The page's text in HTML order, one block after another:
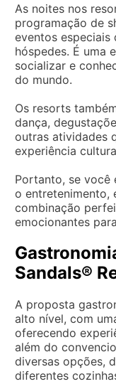
As noites nos
programação de
eventos especiais
hóspedes. É uma
socializar e
do mundo.
Os resorts
dança,
outras atividades
experiência
Portanto, se você
o entretenimento,
combinação
emocionantes
Sandals®
A proposta
alto nível, com
oferecendo
além do
diversas opções,
diferentes